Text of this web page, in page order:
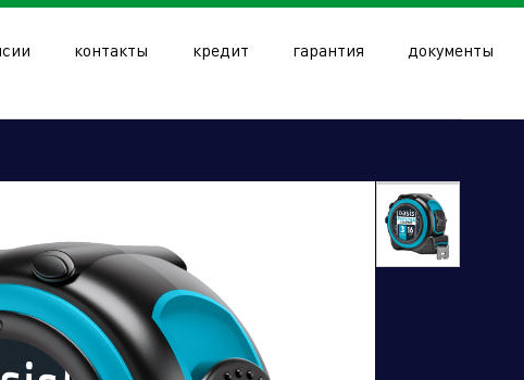
контакты кредит гарантия документы